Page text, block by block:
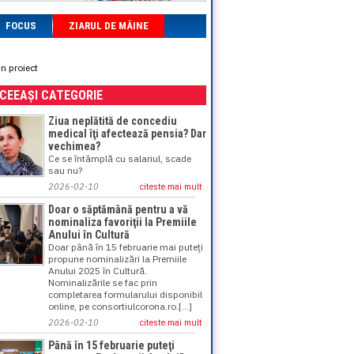
FOCUS ZIARUL DE MÂINE
proiect
CATEGORIE
Ziua neplătită de concediu
medical îţi afectează pensia? Dar
vechimea?
Ce se întâmplă cu salariul, scade
sau nu?
2026-02-10 citeste mai mult
Doar o săptămână pentru a vă
nominaliza favoriţii la Premiile
Anului în Cultură
Doar până în 15 februarie mai puteţi
propune nominalizări la Premiile
Anului 2025 în Cultură.
Nominalizările se fac prin
completarea formularului disponibil
online, pe consortiulcorona.ro.[...]
2026-02-10 citeste mai mult
Până în 15 februarie puteţi